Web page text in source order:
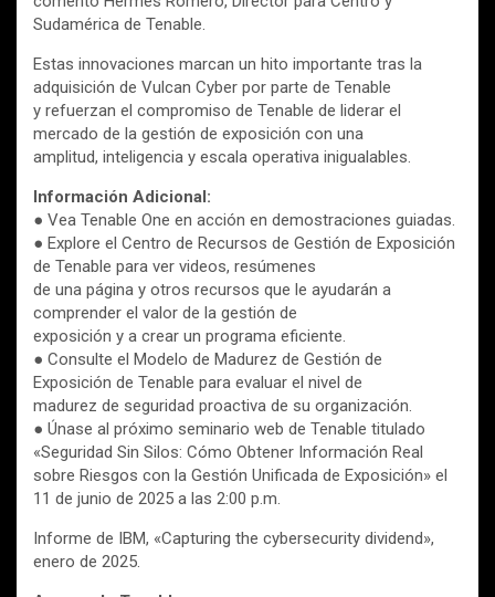
Sudamérica de Tenable.
Estas innovaciones marcan un hito importante tras la
adquisición de Vulcan Cyber por parte de Tenable
y refuerzan el compromiso de Tenable de liderar el
mercado de la gestión de exposición con una
amplitud, inteligencia y escala operativa inigualables.
Información Adicional:
● Vea Tenable One en acción en demostraciones guiadas.
● Explore el Centro de Recursos de Gestión de Exposición
de Tenable para ver videos, resúmenes
de una página y otros recursos que le ayudarán a
comprender el valor de la gestión de
exposición y a crear un programa eficiente.
● Consulte el Modelo de Madurez de Gestión de
Exposición de Tenable para evaluar el nivel de
madurez de seguridad proactiva de su organización.
● Únase al próximo seminario web de Tenable titulado
«Seguridad Sin Silos: Cómo Obtener Información Real
sobre Riesgos con la Gestión Unificada de Exposición» el
11 de junio de 2025 a las 2:00 p.m.
Informe de IBM, «Capturing the cybersecurity dividend»,
enero de 2025.